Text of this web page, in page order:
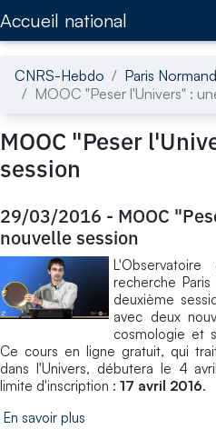
Accueil national
CNRS-Hebdo Paris
MOOC "Peser l'Univers" :
MOOC "Peser
session
29/03/2016 - MOOC
nouvelle session
recherche
deuxième
avec deux
cosmologie et
Ce cours en ligne gratuit, qui
dans l'Univers, débutera le 4
limite d'inscription : 17 avril 2016.
En savoir plus